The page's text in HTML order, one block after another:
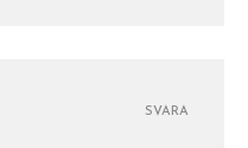
SVARA